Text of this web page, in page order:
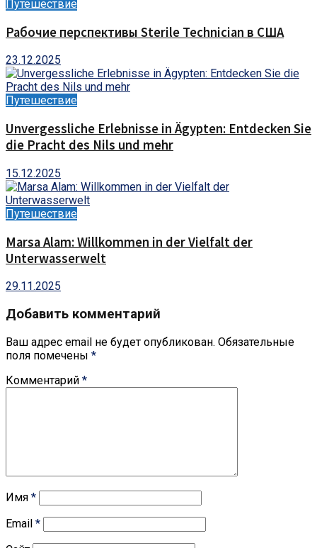
Путешествие
Рабочие перспективы Sterile Technician в США
23.12.2025
Путешествие
Unvergessliche Erlebnisse in Ägypten: Entdecken Sie
die Pracht des Nils und mehr
15.12.2025
Путешествие
Marsa Alam: Willkommen in der Vielfalt der
Unterwasserwelt
29.11.2025
Добавить комментарий
Ваш адрес email не будет опубликован. Обязательные
поля помечены *
Комментарий *
Имя *
Email *